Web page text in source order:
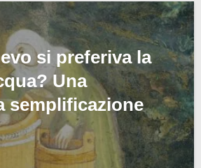
si preferiva la
Una
semplificazione